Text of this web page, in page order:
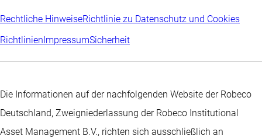
Rechtliche HinweiseRichtlinie zu Datenschutz und Cookies
RichtlinienImpressumSicherheit
Die Informationen auf der nachfolgenden Website der Robeco
Deutschland, Zweigniederlassung der Robeco Institutional
Asset Management B.V., richten sich ausschließlich an